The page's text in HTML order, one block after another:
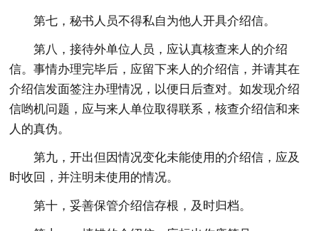
第七，秘书人员不得私自为他人开具介绍信。
第八，接待外单位人员，应认真核查来人的介绍
信。事情办理完毕后，应留下来人的介绍信，并请其在
介绍信发面签注办理情况，以便日后查对。如发现介绍
信哟机问题，应与来人单位取得联系，核查介绍信和来
人的真伪。
第九，开出但因情况变化未能使用的介绍信，应及
时收回，并注明未使用的情况。
第十，妥善保管介绍信存根，及时归档。